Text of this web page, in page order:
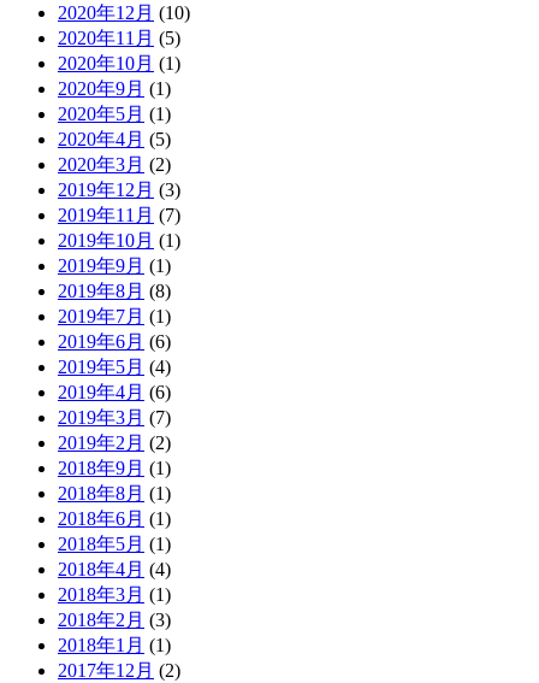
2020年12月 (10)
2020年11月 (5)
2020年10月 (1)
2020年9月 (1)
2020年5月 (1)
2020年4月 (5)
2020年3月 (2)
2019年12月 (3)
2019年11月 (7)
2019年10月 (1)
2019年9月 (1)
2019年8月 (8)
2019年7月 (1)
2019年6月 (6)
2019年5月 (4)
2019年4月 (6)
2019年3月 (7)
2019年2月 (2)
2018年9月 (1)
2018年8月 (1)
2018年6月 (1)
2018年5月 (1)
2018年4月 (4)
2018年3月 (1)
2018年2月 (3)
2018年1月 (1)
2017年12月 (2)